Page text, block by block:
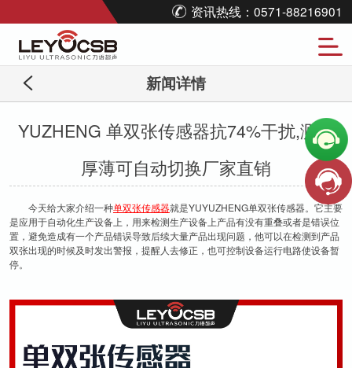
资讯热线：0571-88216901
新闻详情
YUZHENG 单双张传感器抗74%干扰,测量
厚薄可自动切换厂家直销
今天给大家介绍一种单双张传感器就是YUYUZHENG单双张传感器。它主要
是应用于自动化生产设备上，用来检测生产设备上产品有没有重叠或者是错误位
置，避免造成有一个产品错误导致后续大量产品出现问题，他可以在检测到产品
双张出现的时候及时发出警报，提醒人去修正，也可控制设备运行电路使设备暂
停。